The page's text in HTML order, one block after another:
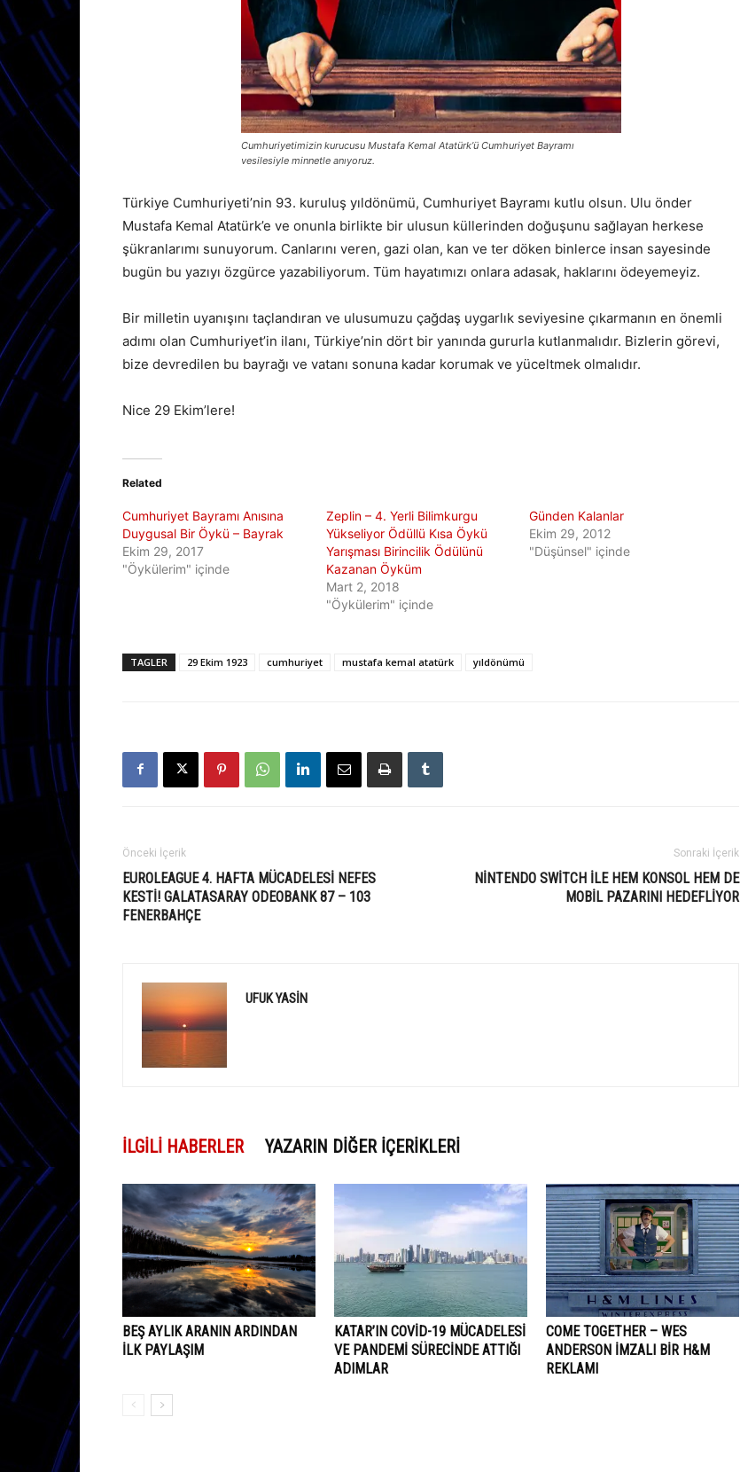
Cumhuriyetimizin kurucusu Mustafa Kemal Atatürk’ü Cumhuriyet Bayramı
vesilesiyle minnetle anıyoruz.
Türkiye Cumhuriyeti’nin 93. kuruluş yıldönümü, Cumhuriyet Bayramı kutlu olsun. Ulu önder
Mustafa Kemal Atatürk’e ve onunla birlikte bir ulusun küllerinden doğuşunu sağlayan herkese
şükranlarımı sunuyorum. Canlarını veren, gazi olan, kan ve ter döken binlerce insan sayesinde
bugün bu yazıyı özgürce yazabiliyorum. Tüm hayatımızı onlara adasak, haklarını ödeyemeyiz.
Bir milletin uyanışını taçlandıran ve ulusumuzu çağdaş uygarlık seviyesine çıkarmanın en önemli
adımı olan Cumhuriyet’in ilanı, Türkiye’nin dört bir yanında gururla kutlanmalıdır. Bizlerin görevi,
bize devredilen bu bayrağı ve vatanı sonuna kadar korumak ve yüceltmek olmalıdır.
Nice 29 Ekim’lere!
Related
Cumhuriyet Bayramı Anısına
Duygusal Bir Öykü – Bayrak
Ekim 29, 2017
"Öykülerim" içinde
Zeplin – 4. Yerli Bilimkurgu
Yükseliyor Ödüllü Kısa Öykü
Yarışması Birincilik Ödülünü
Kazanan Öyküm
Mart 2, 2018
"Öykülerim" içinde
Günden Kalanlar
Ekim 29, 2012
"Düşünsel" içinde
TAGLER 29 Ekim 1923 cumhuriyet mustafa kemal atatürk yıldönümü
Önceki İçerik
EUROLEAGUE 4. HAFTA MÜCADELESI NEFES
KESTI! GALATASARAY ODEOBANK 87 – 103
FENERBAHÇE
Sonraki İçerik
NINTENDO SWITCH ILE HEM KONSOL HEM DE
MOBIL PAZARINI HEDEFLIYOR
UFUK YASIN
İLGILI HABERLER YAZARIN DIĞER İÇERIKLERI
BEŞ AYLIK ARANIN ARDINDAN
İLK PAYLAŞIM
KATAR’IN COVID-19 MÜCADELESI
VE PANDEMI SÜRECINDE ATTIĞI
ADIMLAR
COME TOGETHER – WES
ANDERSON İMZALI BIR H&M
REKLAMI